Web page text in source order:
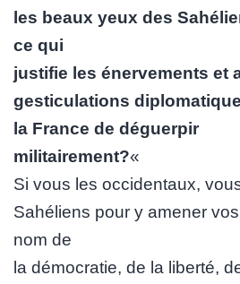
les beaux yeux des
ce qui
justifie les énervements et
gesticulations
la France de déguerpir
militairement?«
Si vous les occidentaux,
Sahéliens pour y amener
nom de
la démocratie, de la liberté,